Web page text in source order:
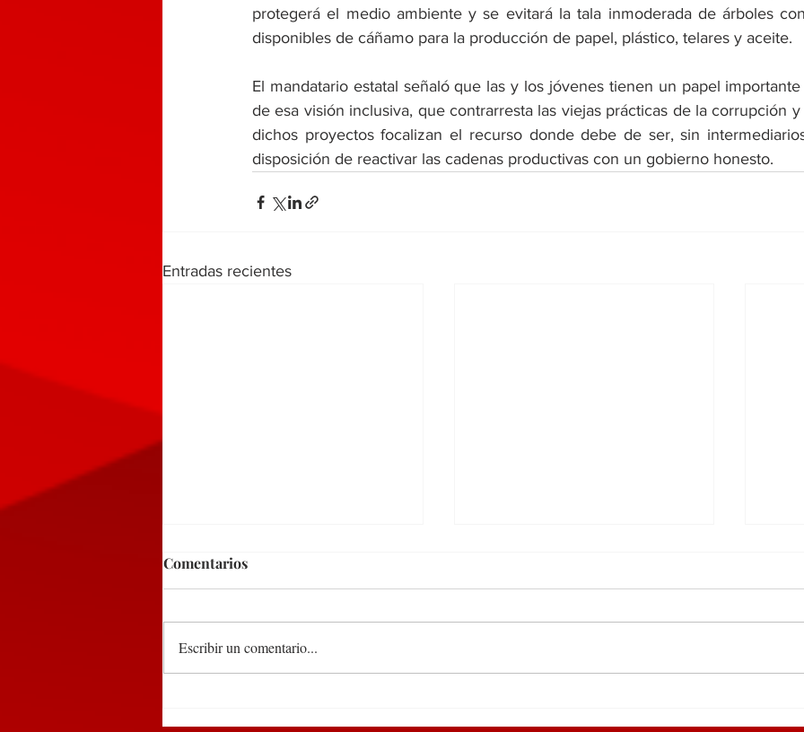
protegerá el medio ambiente y se evitará la tala inmoderada de árboles
disponibles de cáñamo para la producción de papel, plástico, telares y aceite.
El mandatario estatal señaló que las y los jóvenes tienen un papel
de esa visión inclusiva, que contrarresta las viejas prácticas de la corrupción
dichos proyectos focalizan el recurso donde debe de ser, sin
disposición de reactivar las cadenas productivas con un gobierno honesto.
Entradas recientes
Huauchinango en encuentro
PUEBLA RECIBIRÁ EL
Comentarios
Escribir un comentario...